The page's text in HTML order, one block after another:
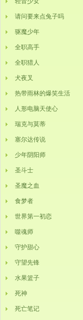
请问要来点兔子吗
驱魔少年
全职高手
全职猎人
犬夜叉
热带雨林的爆笑生活
人形电脑天使心
瑞克与莫蒂
塞尔达传说
少年阴阳师
圣斗士
圣魔之血
食梦者
世界第一初恋
噬魂师
守护甜心
守望先锋
水果篮子
死神
死亡笔记